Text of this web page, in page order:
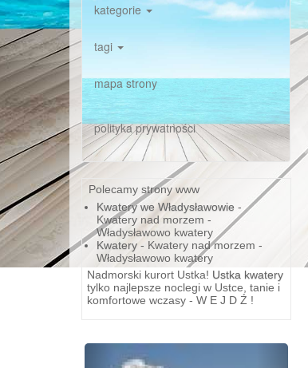
kategorie
tagi
mapa strony
polityka prywatności
Polecamy strony www
Kwatery we Władysławowie -
Kwatery nad morzem -
Władysławowo kwatery
Kwatery - Kwatery nad morzem -
Władysławowo kwatery
Nadmorski kurort Ustka! Ustka kwatery
tylko najlepsze noclegi w Ustce, tanie i
komfortowe wczasy - W E J D Ź !
Previous Next